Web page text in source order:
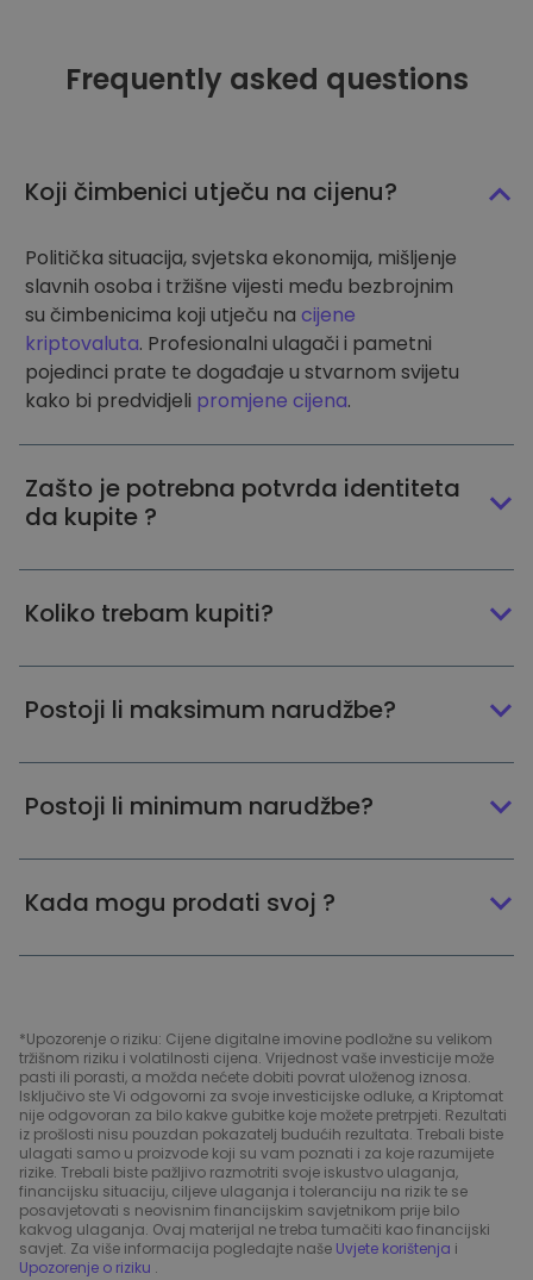
Frequently asked questions
Koji čimbenici utječu na cijenu?
Politička situacija, svjetska ekonomija, mišljenje
slavnih osoba i tržišne vijesti među bezbrojnim
su čimbenicima koji utječu na cijene
kriptovaluta. Profesionalni ulagači i pametni
pojedinci prate te događaje u stvarnom svijetu
kako bi predvidjeli promjene cijena.
Zašto je potrebna potvrda identiteta
da kupite ?
Koliko trebam kupiti?
Postoji li maksimum narudžbe?
Postoji li minimum narudžbe?
Kada mogu prodati svoj ?
*Upozorenje o riziku: Cijene digitalne imovine podložne su velikom
tržišnom riziku i volatilnosti cijena. Vrijednost vaše investicije može
pasti ili porasti, a možda nećete dobiti povrat uloženog iznosa.
Isključivo ste Vi odgovorni za svoje investicijske odluke, a Kriptomat
nije odgovoran za bilo kakve gubitke koje možete pretrpjeti. Rezultati
iz prošlosti nisu pouzdan pokazatelj budućih rezultata. Trebali biste
ulagati samo u proizvode koji su vam poznati i za koje razumijete
rizike. Trebali biste pažljivo razmotriti svoje iskustvo ulaganja,
financijsku situaciju, ciljeve ulaganja i toleranciju na rizik te se
posavjetovati s neovisnim financijskim savjetnikom prije bilo
kakvog ulaganja. Ovaj materijal ne treba tumačiti kao financijski
savjet. Za više informacija pogledajte naše Uvjete korištenja i
Upozorenje o riziku .